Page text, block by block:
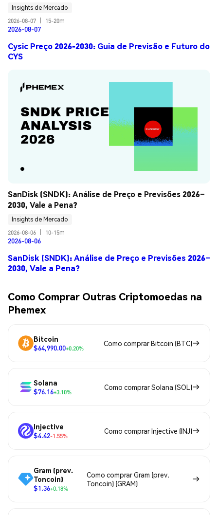
Insights de Mercado
2026-08-07
15-20m
2026-08-07
Cysic Preço 2026-2030: Guia de Previsão e Futuro do
CYS
SanDisk (SNDK): Análise de Preço e Previsões 2026–
2030, Vale a Pena?
Insights de Mercado
2026-08-06
10-15m
2026-08-06
SanDisk (SNDK): Análise de Preço e Previsões 2026–
2030, Vale a Pena?
Como Comprar Outras Criptomoedas na
Phemex
Bitcoin
$64,990.00+0.20%
Como comprar Bitcoin (BTC)
Solana
$76.16+3.10%
Como comprar Solana (SOL)
Injective
$4.42-1.55%
Como comprar Injective (INJ)
Gram (prev.
Toncoin)
$1.36+0.18%
Como comprar Gram (prev.
Toncoin) (GRAM)